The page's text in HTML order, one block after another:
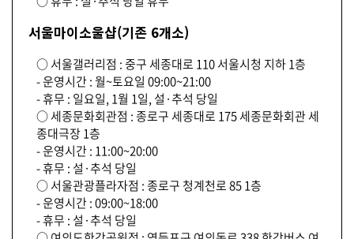
서울마이소울샵(기존 6개소)
○ 서울갤러리점 : 중구 세종대로 110 서울시청 지하 1층
- 운영시간 : 월~토요일 09:00~21:00
- 휴무 : 일요일, 1월 1일, 설·추석 당일
○ 세종문화회관점 : 종로구 세종대로 175 세종문화회관 세
종대극장 1층
- 운영시간 : 11:00~20:00
- 휴무 : 설·추석 당일
○ 서울관광플라자점 : 종로구 청계천로 85 1층
- 운영시간 : 09:00~18:00
- 휴무 : 설·추석 당일